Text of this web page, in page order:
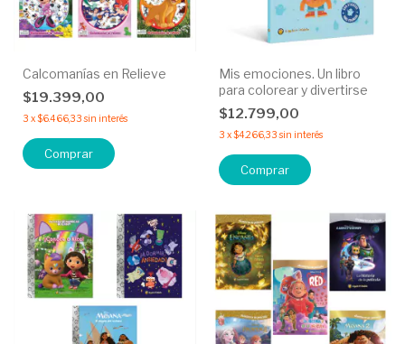
Calcomanías en Relieve
$19.399,00
3 x$6.466,33 sin interés
Comprar
Mis emociones. Un libro
para colorear y divertirse
$12.799,00
3 x$4.266,33 sin interés